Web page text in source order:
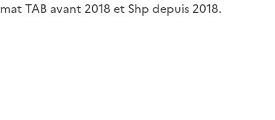
TAB avant 2018 et Shp depuis 2018.